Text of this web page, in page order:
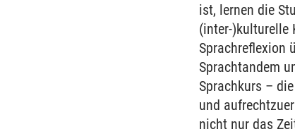
ist, lernen die
(inter-)kulturelle
Sprachreflexion
Sprachtandem
Sprachkurs –
und
nicht nur das